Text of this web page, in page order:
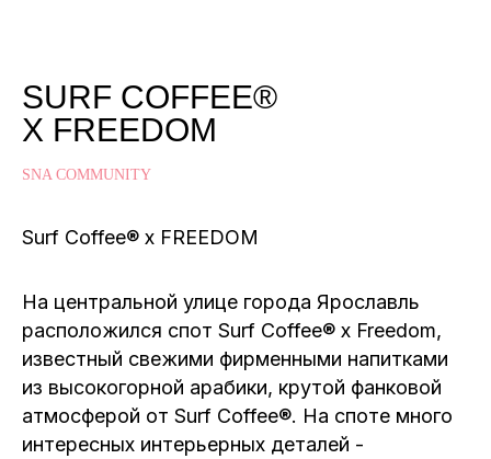
SURF COFFEE®
X FREEDOM
SNA COMMUNITY
Surf Coffee® x FREEDOM
На центральной улице города Ярославль
расположился спот Surf Coffee® x Freedom,
известный свежими фирменными напитками
из высокогорной арабики, крутой фанковой
атмосферой от Surf Coffee®. На споте много
интересных интерьерных деталей -